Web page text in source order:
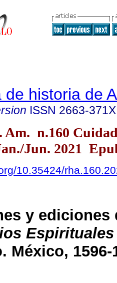
de historia de
ISSN 2663-371X
Am. n.160
Jun. 2021
10.35424/
y ediciones
Espirituales
México, 1596-